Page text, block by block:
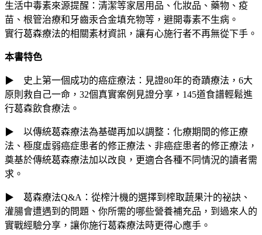
生活中毒素來源提醒：清潔等家居用品、化妝品、藥物、疫
苗、根管治療和牙齒汞合金填充物等，避開毒素不生病。
實行葛森療法的相關素材資訊，讓有心施行者不再無從下手。
本書特色
▶ 史上第一個成功的癌症療法：見證80年的奇蹟療法，6大
原則救自己一命，32個真實案例見證分享，145道食譜輕鬆進
行葛森飲食療法。
▶ 以傳統葛森療法為基礎再加以調整：化療期間的修正療
法、極度虛弱癌症患者的修正療法、非癌症患者的修正療法，
奠基於傳統葛森療法加以改良，更適合各種不同情況的讀者需
求。
▶ 葛森療法Q&A：從榨汁機的選擇到榨取蔬果汁的祕訣、
灌腸會遭遇到的問題、你所需的哪些營養補充品，到過來人的
實戰經驗分享，讓你施行葛森療法時更得心應手。